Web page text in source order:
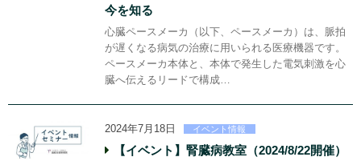
今を知る
心臓ペースメーカ（以下、ペースメーカ）は、脈拍
が遅くなる病気の治療に用いられる医療機器です。
ペースメーカ本体と、本体で発生した電気刺激を心
臓へ伝えるリードで構成…
2024年7月18日 イベント情報
【イベント】腎臓病教室（2024/8/22開催）